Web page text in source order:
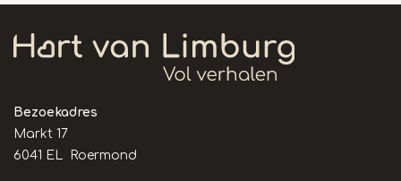
Bezoekadres
Markt 17
6041 EL Roermond